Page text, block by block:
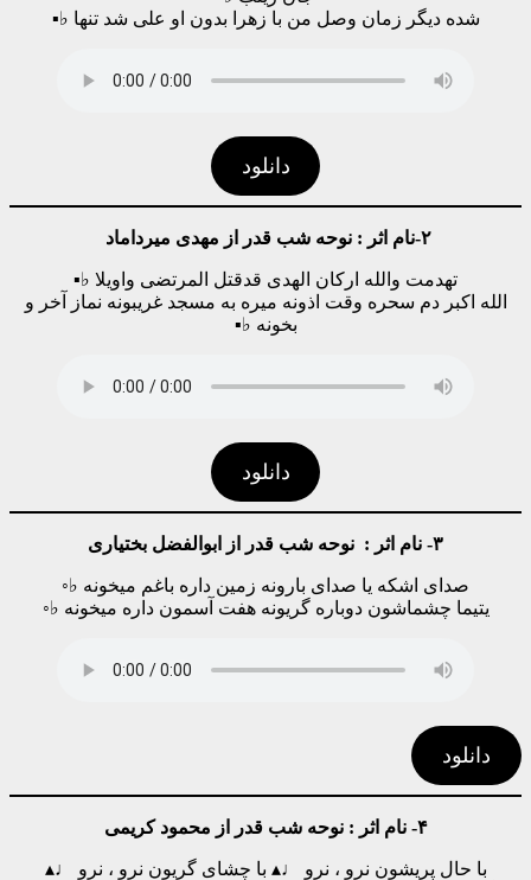
شده دیگر زمان وصل من با زهرا بدون او علی شد تنها ♭▪
دانلود
۲-نام اثر : نوحه شب قدر از مهدی میرداماد
تهدمت والله ارکان الهدی قدقتل المرتضی واویلا ♭▪
الله اکبر دم سحره وقت اذونه میره به مسجد غریبونه نماز آخر و
بخونه ♭▪
دانلود
۳- نام اثر : نوحه شب قدر از ابوالفضل بختیاری
صدای اشکه یا صدای بارونه زمین داره باغم میخونه ♭◦
یتیما چشماشون دوباره گریونه هفت آسمون داره میخونه ♭◦
دانلود
۴- نام اثر : نوحه شب قدر از محمود کریمی
با حال پریشون نرو ، نرو ♩▴ با چشای گریون نرو ، نرو ♩▴